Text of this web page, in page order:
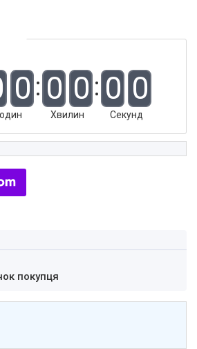
0 0 0
Хвилин
0 0
Секунд
покупця